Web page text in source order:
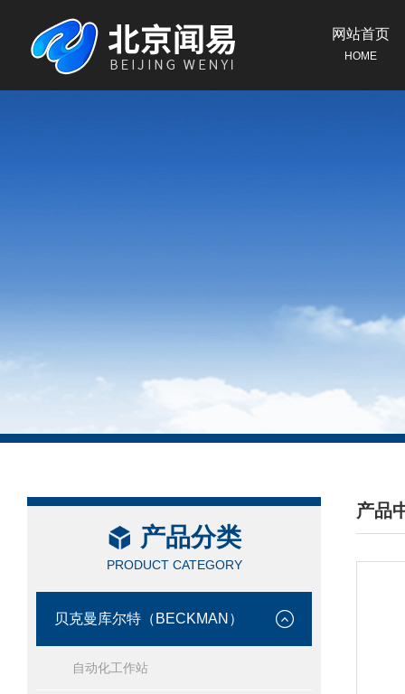
网站首页
HOME
产品分类
PRODUCT CATEGORY
贝克曼库尔特（BECKMAN）
自动化工作站
产品
/